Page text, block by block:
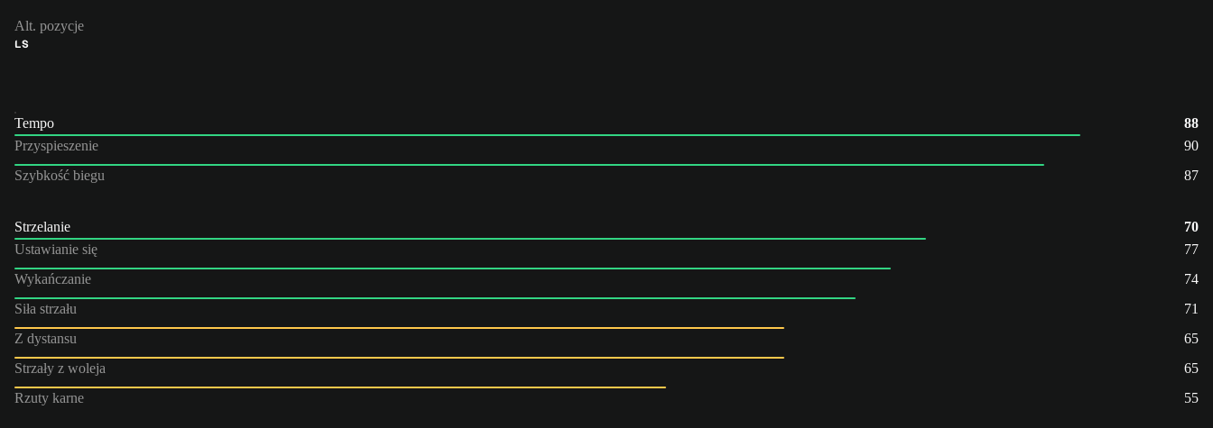
Alt. pozycje
LS
Tempo
88
Przyspieszenie
90
Szybkość biegu
87
Strzelanie
70
Ustawianie się
77
Wykańczanie
74
Siła strzału
71
Z dystansu
65
Strzały z woleja
65
Rzuty karne
55